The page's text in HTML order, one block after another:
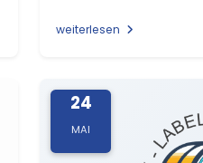
weiterlesen
24
MAI